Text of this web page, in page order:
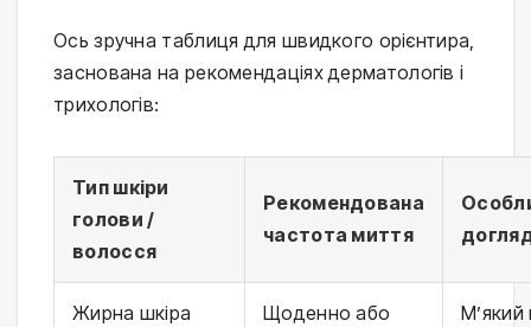
Ось зручна таблиця для швидкого орієнтира,
заснована на рекомендаціях дерматологів і
трихологів:
Тип шкіри
голови /
волосся
Рекомендована
частота миття
Жирна шкіра
Щоденно або